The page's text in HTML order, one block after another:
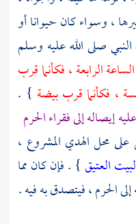
، وسواء كان حيوانا أو
صلى الله عليه وسلم
الرابعة ، فكأنما قرب
، فكأنما قرب بيضة } .
إيصاله إلى فقراء الحرم
محل الهدي المشروع ،
العتيق} . فإن كان مما
الحرم ، فيتصدق به فيه .